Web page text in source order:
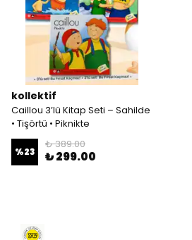
kollektif
Caillou 3’lü Kitap Seti – Sahilde
• Tişörtü • Piknikte
%23
₺ 389.00
₺ 299.00